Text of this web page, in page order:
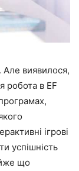
Але виявилося,
робота в EF
ігрові
успішність
що